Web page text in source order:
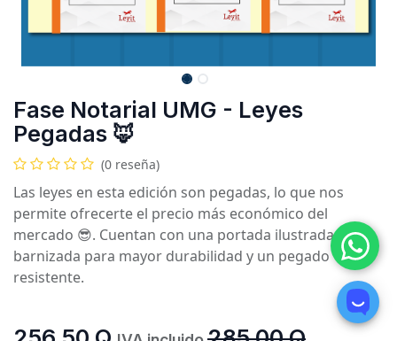
Fase Notarial UMG - Leyes
Pegadas 🦊
(0 reseña)
Las leyes en esta edición son pegadas, lo que nos
permite ofrecerte el precio más económico del
mercado 😎. Cuentan con una portada ilustrada y
barnizada para mayor durabilidad y un pegado
resistente.